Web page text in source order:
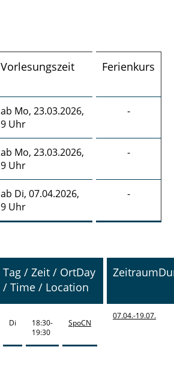
Vorlesungszeit Ferienkurs
ab Mo, 23.03.2026,
9 Uhr
-
ab Mo, 23.03.2026,
9 Uhr
-
ab Di, 07.04.2026,
9 Uhr
-
Tag / Zeit / OrtDay
/ Time / Location
Zeitraum
Di
18:30-
19:30
SpoCN
07.04.-19.07.